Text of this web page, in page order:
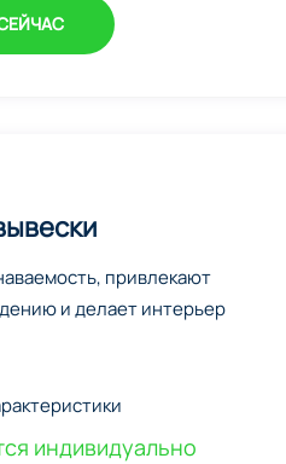
привлекают
и делает интерьер
индивидуально